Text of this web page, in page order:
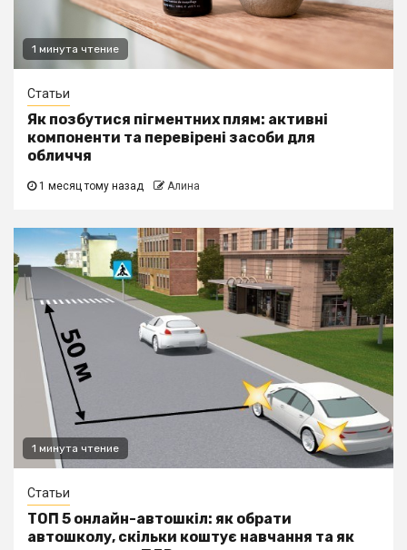
1 минута чтение
Статьи
Як позбутися пігментних плям: активні
компоненти та перевірені засоби для
обличчя
1 месяц тому назад Алина
1 минута чтение
Статьи
ТОП 5 онлайн-автошкіл: як обрати
автошколу, скільки коштує навчання та як